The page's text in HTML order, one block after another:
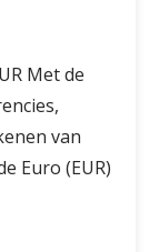
Met de
van
Euro (EUR)